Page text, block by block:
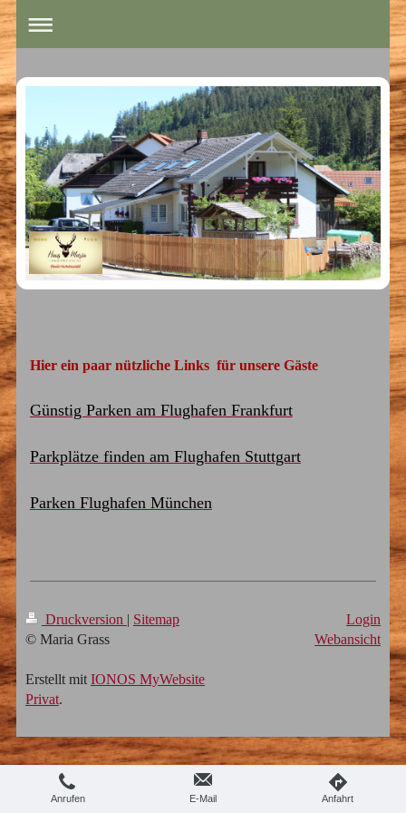
Hier ein paar nützliche Links für unsere Gäste
Günstig Parken am Flughafen Frankfurt
Parkplätze finden am Flughafen Stuttgart
Parken Flughafen München
Druckversion | Sitemap
© Maria Grass
Erstellt mit IONOS MyWebsite
Privat.
Login
Webansicht
Anrufen E-Mail Anfahrt